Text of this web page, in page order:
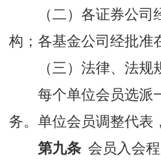
（二）各证券公
构；各基金公司经批准
（三）法律、法
每个单位会员选派
务。单位会员调整代表
第九条 会员入会